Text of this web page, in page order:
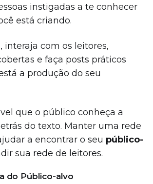
instigadas a te conhecer
está criando.
interaja com os leitores,
e faça posts práticos
a produção do seu
que o público conheça a
do texto. Manter uma rede
a encontrar o seu público-
sua rede de leitores.
do Público-alvo